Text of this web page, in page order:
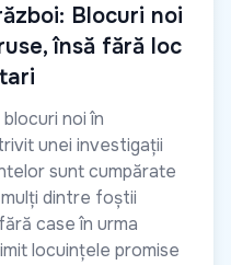
Blocuri noi
însă fără loc
noi în
unei investigații
sunt cumpărate
dintre foștii
case în urma
locuințele promise